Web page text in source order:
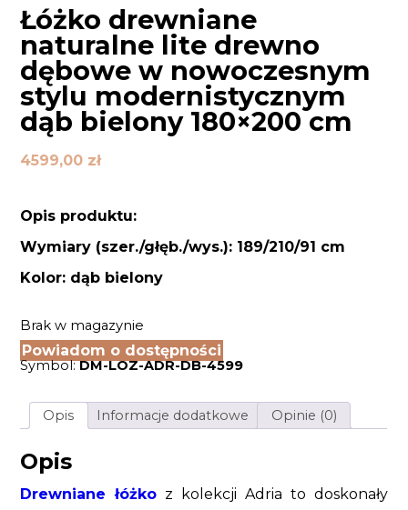
Łóżko drewniane
naturalne lite drewno
dębowe w nowoczesnym
stylu modernistycznym
dąb bielony 180×200 cm
4599,00 zł
Opis produktu:
Wymiary (szer./głęb./wys.): 189/210/91 cm
Kolor: dąb bielony
Brak w magazynie
Powiadom o dostępności
Symbol:DM-LOZ-ADR-DB-4599
Opis Informacje dodatkowe Opinie (0)
Opis
Drewniane łóżko z kolekcji Adria to doskonały